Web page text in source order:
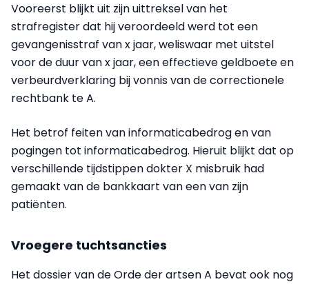
Vooreerst blijkt uit zijn uittreksel van het
strafregister dat hij veroordeeld werd tot een
gevangenisstraf van x jaar, weliswaar met uitstel
voor de duur van x jaar, een effectieve geldboete en
verbeurdverklaring bij vonnis van de correctionele
rechtbank te A.
Het betrof feiten van informaticabedrog en van
pogingen tot informaticabedrog. Hieruit blijkt dat op
verschillende tijdstippen dokter X misbruik had
gemaakt van de bankkaart van een van zijn
patiënten.
Vroegere tuchtsancties
Het dossier van de Orde der artsen A bevat ook nog